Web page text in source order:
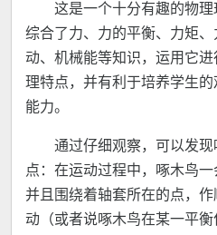
这是一个十分有趣的物
综合了力、力的平衡、力矩
动、机械能等知识，运用它
理特点，并有利于培养学生
能力。
通过仔细观察，可以发
点：在运动过程中，啄木鸟一
并且围绕着轴套所在的点，
动（或者说啄木鸟在某一平